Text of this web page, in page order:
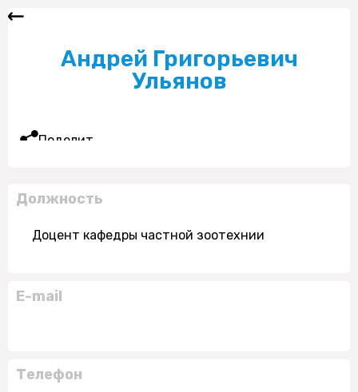
Андрей Григорьевич
Ульянов
Поделиться
Должность
Доцент кафедры частной зоотехнии
E-mail
Телефон